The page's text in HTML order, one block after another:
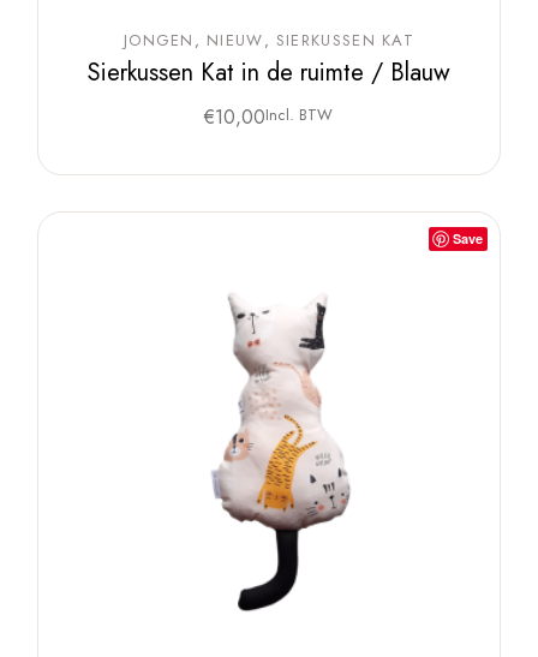
JONGEN NIEUW SIERKUSSEN KAT
Sierkussen Kat in de ruimte / Blauw
€10,00Incl. BTW
Save